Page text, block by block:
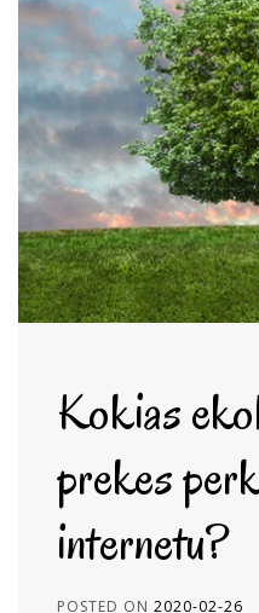
Kokias
prekes
internetu?
POSTED ON 2020-02-26